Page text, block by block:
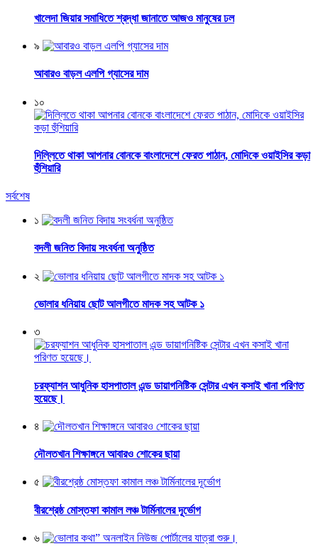
খালেদা জিয়ার সমাধিতে শ্রদ্ধা জানাতে আজও মানুষের ঢল
৯
আবারও বাড়ল এলপি গ্যাসের দাম
১০
দিল্লিতে থাকা আপনার বোনকে বাংলাদেশে ফেরত পাঠান, মোদিকে ওয়াইসির কড়া
হুঁশিয়ারি
সর্বশেষ
১
বদলী জনিত বিদায় সংবর্ধনা অনুষ্ঠিত
২
ভোলার ধনিয়ায় ছোট আলগীতে মাদক সহ আটক ১
৩
চরফ্যাশন আধুনিক হাসপাতাল এন্ড ডায়াগনিষ্টিক সেন্টার এখন কসাই খানা পরিণত
হয়েছে।
৪
দৌলতখান শিক্ষাঙ্গনে আবারও শোকের ছায়া
৫
বীরশ্রেষ্ঠ মোস্তফা কামাল লঞ্চ টার্মিনালের দূর্ভোগ
৬